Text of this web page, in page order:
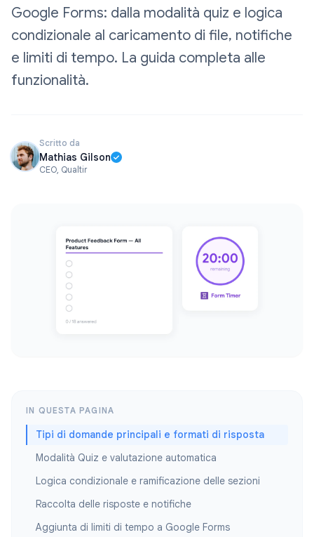
Google Forms: dalla modalità quiz e logica
condizionale al caricamento di file, notifiche
e limiti di tempo. La guida completa alle
funzionalità.
Scritto da
Mathias Gilson
CEO, Qualtir
IN QUESTA PAGINA
Tipi di domande principali e formati di risposta
Modalità Quiz e valutazione automatica
Logica condizionale e ramificazione delle sezioni
Raccolta delle risposte e notifiche
Aggiunta di limiti di tempo a Google Forms